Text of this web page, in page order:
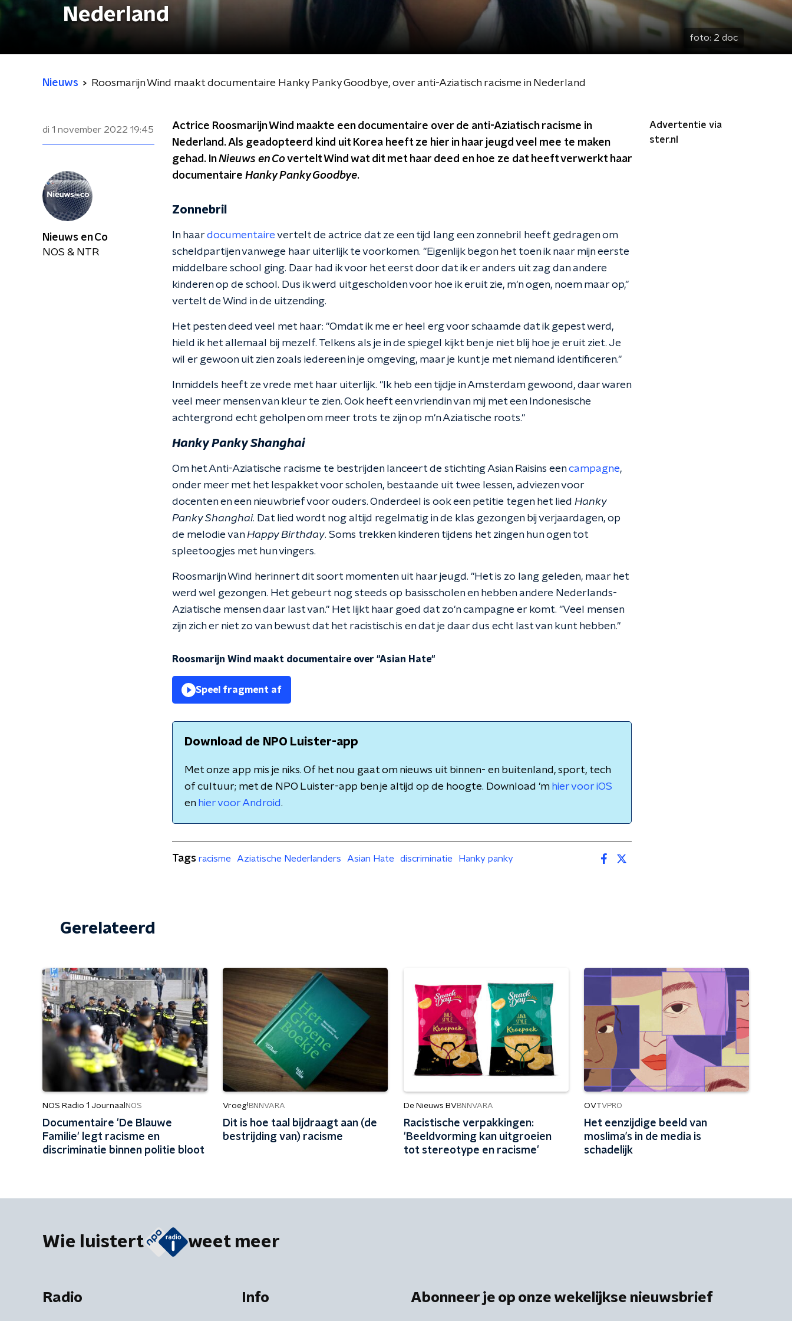
Nederland
foto: 2 doc
Nieuws Roosmarijn Wind maakt documentaire Hanky Panky Goodbye, over anti-Aziatisch racisme in Nederland
di 1 november 2022 19:45
Actrice Roosmarijn Wind maakte een documentaire over de anti-Aziatisch racisme in
Nederland. Als geadopteerd kind uit Korea heeft ze hier in haar jeugd veel mee te maken
gehad. InNieuws en Covertelt Wind wat dit met haar deed en hoe ze dat heeft verwerkt haar
documentaire Hanky Panky Goodbye.
Zonnebril
In haardocumentairevertelt de actrice dat ze een tijd lang een zonnebril heeft gedragen om
scheldpartijen vanwege haar uiterlijk te voorkomen. "Eigenlijk begon het toen ik naar mijn eerste
middelbare school ging. Daar had ik voor het eerst door dat ik er anders uit zag dan andere
kinderen op de school. Dus ik werd uitgescholden voor hoe ik eruit zie, m'n ogen, noem maar op,"
vertelt de Wind in de uitzending.
Het pesten deed veel met haar: "Omdat ik me er heel erg voor schaamde dat ik gepest werd,
hield ik het allemaal bij mezelf. Telkens als je in de spiegel kijkt ben je niet blij hoe je eruit ziet. Je
wil er gewoon uit zien zoals iedereen in je omgeving, maar je kunt je met niemand identificeren."
Inmiddels heeft ze vrede met haar uiterlijk. "Ik heb een tijdje in Amsterdam gewoond, daar waren
veel meer mensen van kleur te zien. Ook heeft een vriendin van mij met een Indonesische
achtergrond echt geholpen om meer trots te zijn op m'n Aziatische roots."
Hanky Panky Shanghai
Om het Anti-Aziatische racisme te bestrijden lanceert de stichting Asian Raisins eencampagne,
onder meer met het lespakket voor scholen, bestaande uit twee lessen, adviezen voor
docenten en een nieuwbrief voor ouders. Onderdeel is ook een petitie tegen het lied Hanky
Panky Shanghai. Dat lied wordt nog altijd regelmatig in de klas gezongen bij verjaardagen, op
de melodie vanHappy Birthday. Soms trekken kinderen tijdens het zingen hun ogen tot
spleetoogjes met hun vingers.
Roosmarijn Wind herinnert dit soort momenten uit haar jeugd. "Het is zo lang geleden, maar het
werd wel gezongen. Het gebeurt nog steeds op basisscholen en hebben andere Nederlands-
Aziatische mensen daar last van." Het lijkt haar goed dat zo'n campagne er komt. "Veel mensen
zijn zich er niet zo van bewust dat het racistisch is en dat je daar dus echt last van kunt hebben."
Roosmarijn Wind maakt documentaire over "Asian Hate"
Speel fragment af
Download de NPO Luister-app
Met onze app mis je niks. Of het nou gaat om nieuws uit binnen- en buitenland, sport, tech
of cultuur; met de NPO Luister-app ben je altijd op de hoogte. Download 'm hier voor iOS
en hier voor Android.
Advertentie via
ster.nl
Nieuws en Co
NOS & NTR
Tags racisme Aziatische Nederlanders Asian Hate discriminatie Hanky panky
Gerelateerd
NOS Radio 1 Journaal NOS
Documentaire 'De Blauwe
Familie' legt racisme en
discriminatie binnen politie bloot
Vroeg! BNNVARA
Dit is hoe taal bijdraagt aan (de
bestrijding van) racisme
De Nieuws BVBNNVARA
Racistische verpakkingen:
'Beeldvorming kan uitgroeien
tot stereotype en racisme'
OVTVPRO
Het eenzijdige beeld van
moslima’s in de media is
schadelijk
Wie luistert weet meer
Radio Info Abonneer je op onze wekelijkse nieuwsbrief